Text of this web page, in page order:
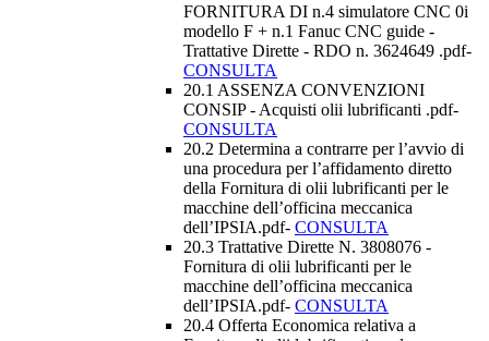
FORNITURA DI n.4 simulatore CNC 0i
modello F + n.1 Fanuc CNC guide -
Trattative Dirette - RDO n. 3624649 .pdf-
CONSULTA
20.1 ASSENZA CONVENZIONI
CONSIP - Acquisti olii lubrificanti .pdf-
CONSULTA
20.2 Determina a contrarre per l’avvio di
una procedura per l’affidamento diretto
della Fornitura di olii lubrificanti per le
macchine dell’officina meccanica
dell’IPSIA.pdf- CONSULTA
20.3 Trattative Dirette N. 3808076 -
Fornitura di olii lubrificanti per le
macchine dell’officina meccanica
dell’IPSIA.pdf- CONSULTA
20.4 Offerta Economica relativa a